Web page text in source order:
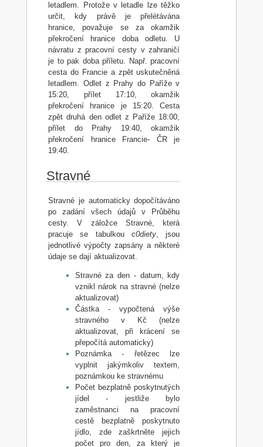
letadlem. Protože v letadle lze těžko
určit, kdy právě je přelétávána
hranice, považuje se za okamžik
překročení hranice doba odletu. U
návratu z pracovní cesty v zahraničí
je to pak doba příletu. Např. pracovní
cesta do Francie a zpět uskutečněná
letadlem. Odlet z Prahy do Paříže v
15:20, přílet 17:10, okamžik
překročení hranice je 15:20. Cesta
zpět druhá den odlet z Paříže 18:00,
přílet do Prahy 19:40, okamžik
překročení hranice Francie- ČR je
19:40.
Stravné
Stravné je automaticky dopočítáváno
po zadání všech údajů v Průběhu
cesty. V záložce Stravné, která
pracuje se tabulkouc0diety, jsou
jednotlivé výpočty zapsány a některé
údaje se dají aktualizovat.
Stravné za den - datum, kdy
vznikl nárok na stravné (nelze
aktualizovat)
Částka - vypočtená výše
stravného v Kč (nelze
aktualizovat, při krácení se
přepočítá automaticky)
Poznámka - řetězec lze
vyplnit jakýmkoliv textem,
poznámkou ke stravnému
Počet bezplatně poskytnutých
jídel - jestliže bylo
zaměstnanci na pracovní
cestě bezplatně poskytnuto
jídlo, zde zaškrtněte jejich
počet pro den, za který je